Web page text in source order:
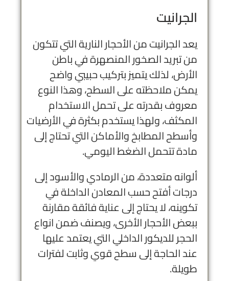
الجرانيت
يعد الجرانيت من الأحجار النارية التي تتكون
من تبريد الصخور المنصهرة في باطن
الأرض، لذلك يتميز بتركيب حبيبي واضح
يمكن ملاحظته على السطح، وهذا النوع
معروف بقدرته على تحمل الاستخدام
المكثف، ولهذا يستخدم بكثرة في الأرضيات
وأسطح المطابخ والأماكن التي تحتاج إلى
مادة تتحمل الضغط اليومي.
ألوانه متعددة، من الرمادي والأسود إلى
درجات أفتح حسب المعادن الداخلة في
تكوينه، لا يحتاج إلى عناية فائقة مقارنة
ببعض الأحجار الأخرى، ويصنف ضمن انواع
الحجر للديكور الداخلي التي يعتمد عليها
عند الحاجة إلى سطح قوي وثابت لفترات
طويلة.